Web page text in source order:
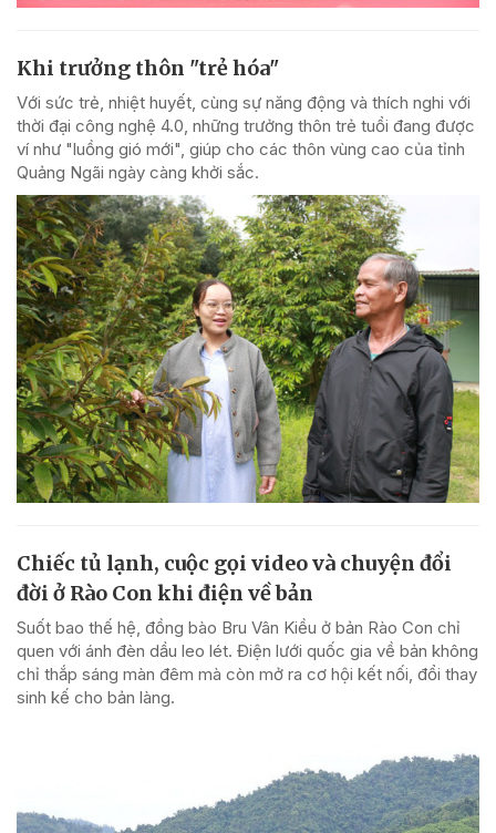
Khi trưởng thôn "trẻ hóa"
Với sức trẻ, nhiệt huyết, cùng sự năng động và thích nghi với
thời đại công nghệ 4.0, những trưởng thôn trẻ tuổi đang được
ví như "luồng gió mới", giúp cho các thôn vùng cao của tỉnh
Quảng Ngãi ngày càng khởi sắc.
Chiếc tủ lạnh, cuộc gọi video và chuyện đổi
đời ở Rào Con khi điện về bản
Suốt bao thế hệ, đồng bào Bru Vân Kiều ở bản Rào Con chỉ
quen với ánh đèn dầu leo lét. Điện lưới quốc gia về bản không
chỉ thắp sáng màn đêm mà còn mở ra cơ hội kết nối, đổi thay
sinh kế cho bản làng.